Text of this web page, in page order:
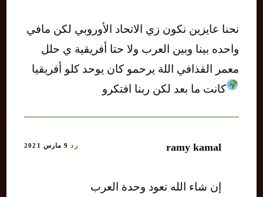
نحنا عايزين نكون زي الاتحاد الأوروبي لكن مافي
واحده بينا وبين العرب ولا حتا أفريقية ي حلل
معمر القذافي اللة يرحمو كان يوحد كلو أفريقيا
كانت ما بعد لكن ربنا افتكرو
ramy kamal رد 9 مارس 2021
إن شاء الله تعود وحدة العرب